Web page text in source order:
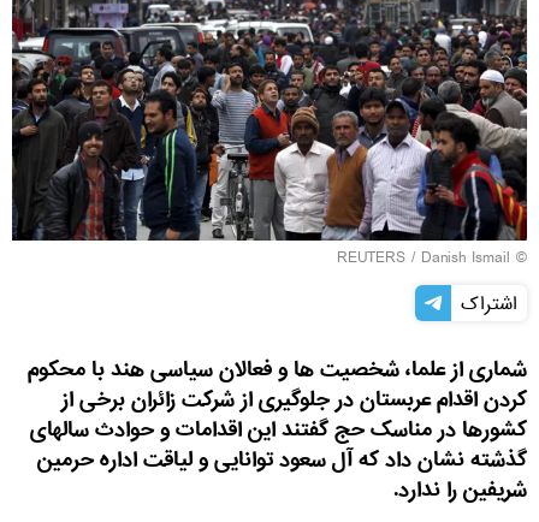
©
REUTERS / Danish Ismail
اشتراک
شماری از علما، شخصیت ها و فعالان سیاسی هند با محکوم
کردن اقدام عربستان در جلوگیری از شرکت زائران برخی از
کشورها در مناسک حج گفتند این اقدامات و حوادث سالهای
گذشته نشان داد که آل سعود توانایی و لیاقت اداره حرمین
شریفین را ندارد.